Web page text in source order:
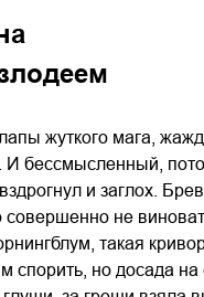
жуткого мага,
бессмысленный,
вздрогнул и заглох.
не
такая
спорить, но досада